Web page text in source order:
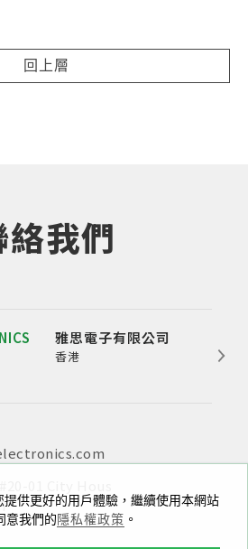
供更好的用戶體驗，繼續使用本網站
意我們的隱私權政策 。
回上層
絡我們
雅思電子有限公司
香港
公
29號宏基中心一期1405室
區泰然九路喜年中心A座504-505